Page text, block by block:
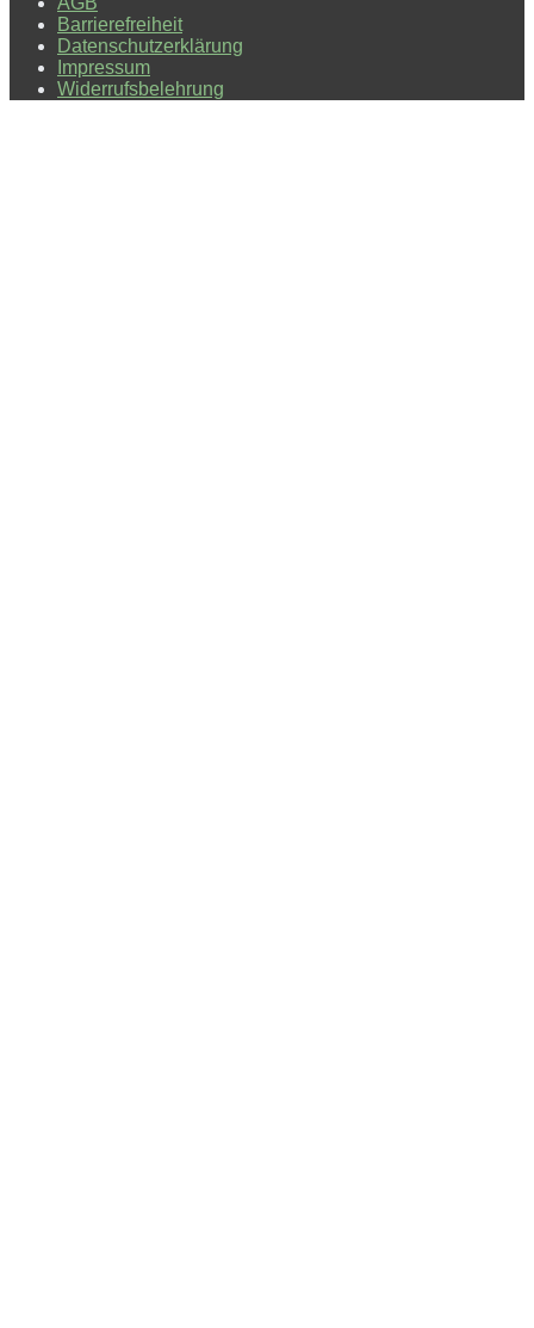
Barrierefreiheit
Datenschutzerklärung
Impressum
Widerrufsbelehrung